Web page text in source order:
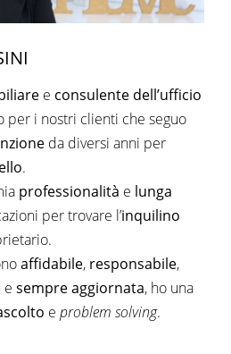
e consulente dell’ufficio
per i nostri clienti che seguo
da diversi anni per
.
professionalità e lunga
per trovare l’inquilino
affidabile, responsabile,
e sempre aggiornata, ho una
e problem solving.